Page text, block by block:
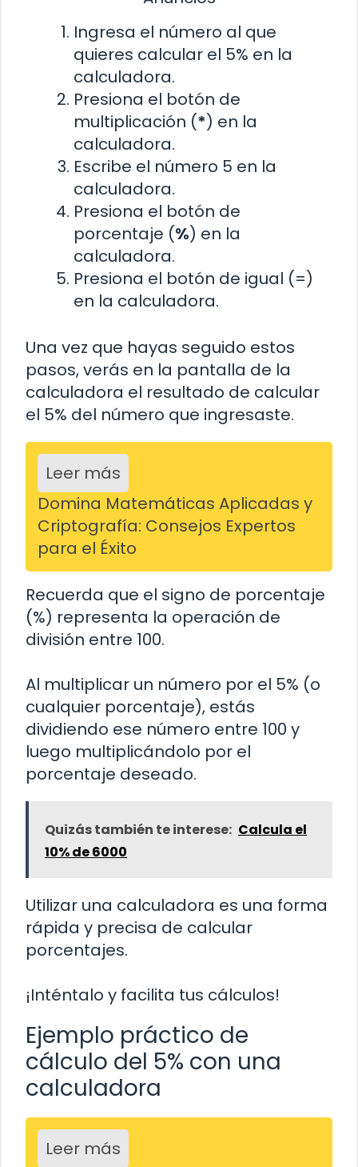
Ingresa el número al que
quieres calcular el 5% en la
calculadora.
Presiona el botón de
multiplicación (*) en la
calculadora.
Escribe el número 5 en la
calculadora.
Presiona el botón de
porcentaje (%) en la
calculadora.
Presiona el botón de igual (=)
en la calculadora.
Una vez que hayas seguido estos
pasos, verás en la pantalla de la
calculadora el resultado de calcular
el 5% del número que ingresaste.
Leer más
Domina Matemáticas Aplicadas y
Criptografía: Consejos Expertos
para el Éxito
Recuerda que el signo de porcentaje
(%) representa la operación de
división entre 100.
Al multiplicar un número por el 5% (o
cualquier porcentaje), estás
dividiendo ese número entre 100 y
luego multiplicándolo por el
porcentaje deseado.
Quizás también te interese: Calcula el
10% de 6000
Utilizar una calculadora es una forma
rápida y precisa de calcular
porcentajes.
¡Inténtalo y facilita tus cálculos!
Ejemplo práctico de
cálculo del 5% con una
calculadora
Leer más